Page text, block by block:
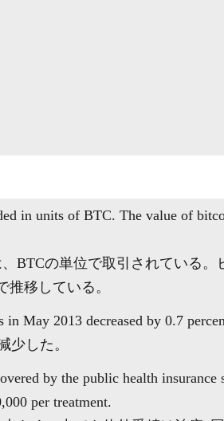
in units of BTC. The value of
BTCの単位で取引されている。
移している。
May 2013 decreased by 0.7
少した。
by the public health insurance
per treatment.